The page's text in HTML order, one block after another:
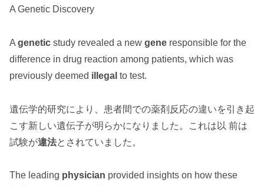
A Genetic Discovery
A genetic study revealed a new gene responsible for the
difference in drug reaction among patients, which was
previously deemed illegal to test.
遺伝学的研究により、患者間での薬剤反応の違いを引き起
こす新しい遺伝子が明らかになりました。これは以 前は
試験が違法とされていました。
The leading physician provided insights on how these